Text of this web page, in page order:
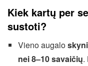
Kiek kartų per
sustoti?
Vieno augalo
nei 8–10 savaičių.